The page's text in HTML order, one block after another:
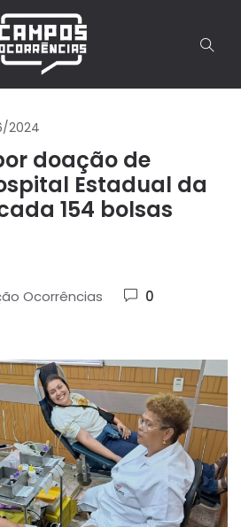
2024
doação de
Estadual da
154 bolsas
Ocorrências 0